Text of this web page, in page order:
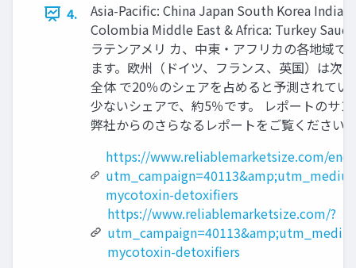
4.
Asia-Pacific: China Japan South Korea India
Colombia Middle East & Africa: Turkey Saudi
ラテンアメリ カ、中東・アフリカの各地域
ます。欧州（ドイツ、フランス、英国）は次
全体 で20％のシェアを占めると予測されて
少ないシェアで、約5％です。 レポートの
弊社からのさらなるレポートをご覧くださ
https://www.reliablemarketsize.com/
mycotoxin-detoxifiers
https://www.reliablemarketsize.com/?
mycotoxin-detoxifiers